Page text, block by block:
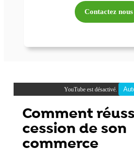
Contactez nous
YouTube est désactivé.
Comment
cession de son
commerce